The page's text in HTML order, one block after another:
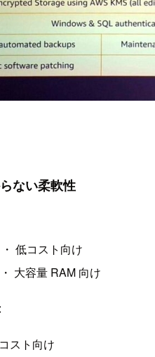
ない柔軟性
低コスト向け
大容量 RAM 向け
スト向け